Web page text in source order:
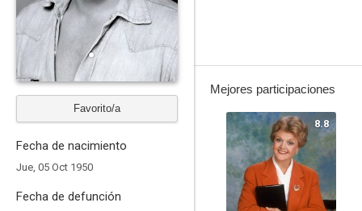
Favorito/a
Fecha de nacimiento
Jue, 05 Oct 1950
Fecha de defunción
Mejores participaciones
8.8